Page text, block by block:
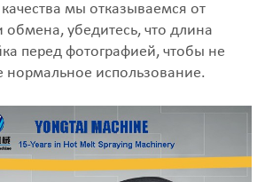
качества мы отказываемся от
убедитесь, что длина
перед фотографией, чтобы не
нормальное использование.